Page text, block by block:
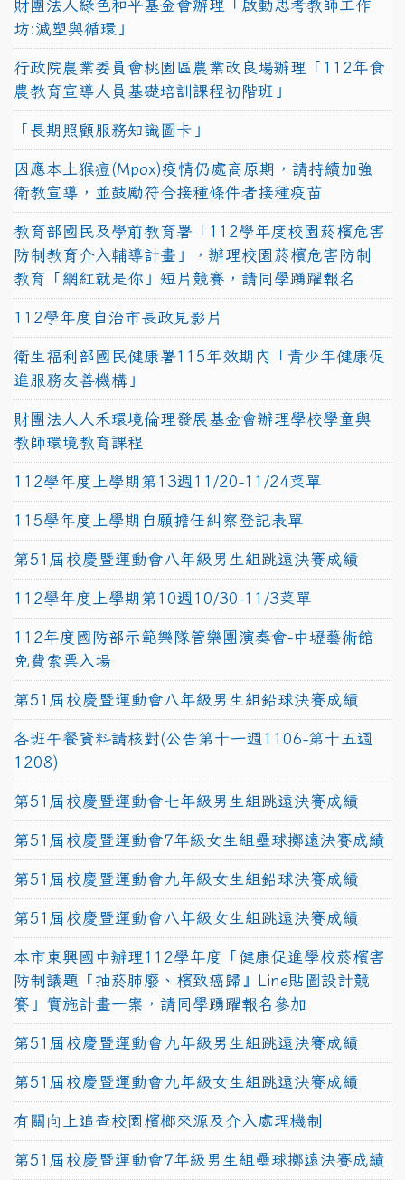
財團法人綠色和平基金會辦理「啟動思考教師工作
坊:減塑與循環」
行政院農業委員會桃園區農業改良場辦理「112年食
農教育宣導人員基礎培訓課程初階班」
「長期照顧服務知識圖卡」
因應本土猴痘(Mpox)疫情仍處高原期，請持續加強
衛教宣導，並鼓勵符合接種條件者接種疫苗
教育部國民及學前教育署「112學年度校園菸檳危害
防制教育介入輔導計畫」，辦理校園菸檳危害防制
教育「網紅就是你」短片競賽，請同學踴躍報名
112學年度自治市長政見影片
衛生福利部國民健康署115年效期內「青少年健康促
進服務友善機構」
財團法人人禾環境倫理發展基金會辦理學校學童與
教師環境教育課程
112學年度上學期第13週11/20-11/24菜單
115學年度上學期自願擔任糾察登記表單
第51屆校慶暨運動會八年級男生組跳遠決賽成績
112學年度上學期第10週10/30-11/3菜單
112年度國防部示範樂隊管樂團演奏會-中壢藝術館
免費索票入場
第51屆校慶暨運動會八年級男生組鉛球決賽成績
各班午餐資料請核對(公告第十一週1106-第十五週
1208)
第51屆校慶暨運動會七年級男生組跳遠決賽成績
第51屆校慶暨運動會7年級女生組壘球擲遠決賽成績
第51屆校慶暨運動會九年級女生組鉛球決賽成績
第51屆校慶暨運動會八年級女生組跳遠決賽成績
本市東興國中辦理112學年度「健康促進學校菸檳害
防制議題『抽菸肺廢、檳致癌歸』Line貼圖設計競
賽」實施計畫一案，請同學踴躍報名參加
第51屆校慶暨運動會九年級男生組跳遠決賽成績
第51屆校慶暨運動會九年級女生組跳遠決賽成績
有關向上追查校園檳榔來源及介入處理機制
第51屆校慶暨運動會7年級男生組壘球擲遠決賽成績